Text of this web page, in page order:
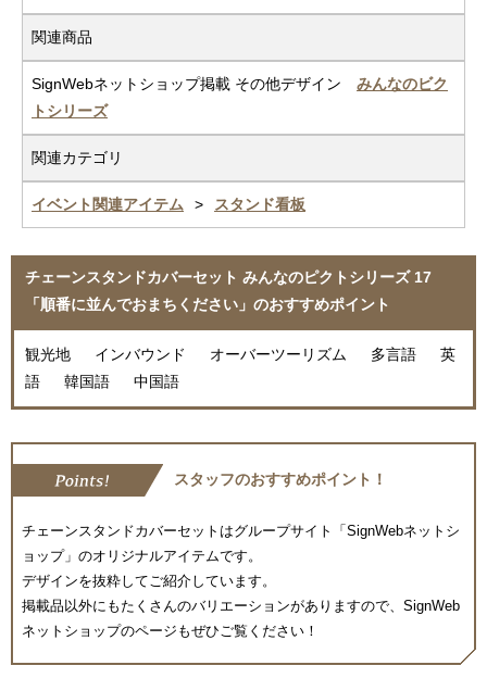
関連商品
SignWebネットショップ掲載 その他デザイン みんなのビク
トシリーズ
関連カテゴリ
イベント関連アイテム スタンド看板
チェーンスタンドカバーセット みんなのピクトシリーズ 17
「順番に並んでおまちください」のおすすめポイント
観光地 インバウンド オーバーツーリズム 多言語 英
語 韓国語 中国語
スタッフのおすすめポイント！
チェーンスタンドカバーセットはグループサイト「SignWebネットシ
ョップ」のオリジナルアイテムです。
デザインを抜粋してご紹介しています。
掲載品以外にもたくさんのバリエーションがありますので、SignWeb
ネットショップのページもぜひご覧ください！